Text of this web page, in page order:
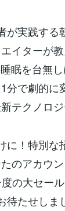
実践する
イターが
眠を台無し
で劇的に
テクノロジ
！特別な
のアカウ
の大セー
たせしま